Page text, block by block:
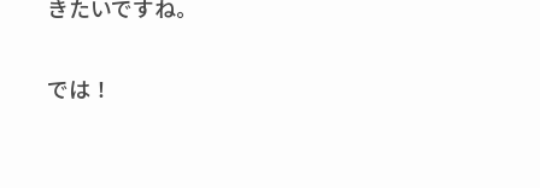
きたいですね。
では！